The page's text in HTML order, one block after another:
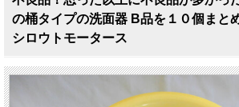
の桶タイプの洗面器 B品を１０個ま
シロウトモータース